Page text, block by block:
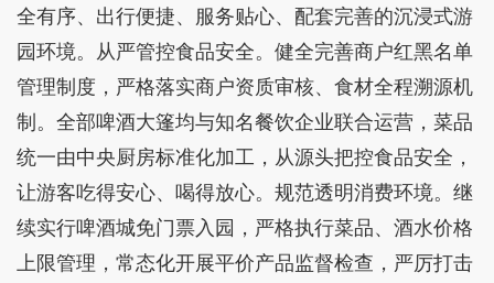
全有序、出行便捷、服务贴心、配套完善的沉浸式游
园环境。从严管控食品安全。健全完善商户红黑名单
管理制度，严格落实商户资质审核、食材全程溯源机
制。全部啤酒大篷均与知名餐饮企业联合运营，菜品
统一由中央厨房标准化加工，从源头把控食品安全，
让游客吃得安心、喝得放心。规范透明消费环境。继
续实行啤酒城免门票入园，严格执行菜品、酒水价格
上限管理，常态化开展平价产品监督检查，严厉打击